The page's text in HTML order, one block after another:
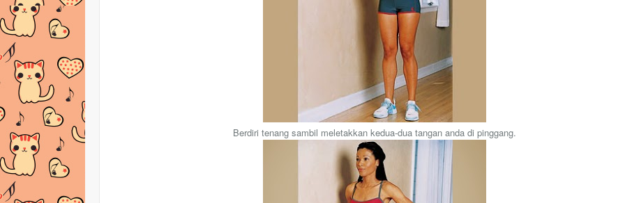
Berdiri tenang sambil meletakkan kedua-dua tangan anda di pinggang.